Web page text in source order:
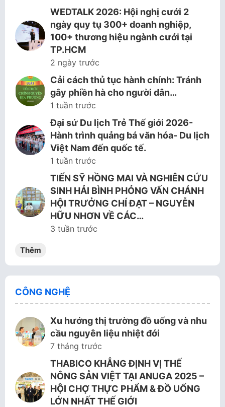
WEDTALK 2026: Hội nghị cưới 2
ngày quy tụ 300+ doanh nghiệp,
100+ thương hiệu ngành cưới tại
TP.HCM
2 ngày trước
Cải cách thủ tục hành chính: Tránh
gây phiền hà cho người dân…
1 tuần trước
Đại sứ Du lịch Trẻ Thế giới 2026-
Hành trình quảng bá văn hóa- Du lịch
Việt Nam đến quốc tế.
1 tuần trước
TIẾN SỸ HỒNG MAI VÀ NGHIÊN CỨU
SINH HẢI BÌNH PHỎNG VẤN CHÁNH
HỘI TRƯỞNG CHÍ ĐẠT – NGUYỄN
HỮU NHƠN VỀ CÁC…
3 tuần trước
Thêm
CÔNG NGHỆ
Xu hướng thị trường đồ uống và nhu
cầu nguyên liệu nhiệt đới
7 tháng trước
THABICO KHẲNG ĐỊNH VỊ THẾ
NÔNG SẢN VIỆT TẠI ANUGA 2025 –
HỘI CHỢ THỰC PHẨM & ĐỒ UỐNG
LỚN NHẤT THẾ GIỚI